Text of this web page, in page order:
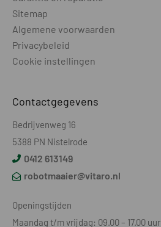
Sitemap
Algemene voorwaarden
Privacybeleid
Cookie instellingen
Contactgegevens
Bedrijvenweg 16
5388 PN Nistelrode
0412 613149
robotmaaier@vitaro.nl
Openingstijden
Maandag t/m vrijdag: 09.00 – 17.00 uur